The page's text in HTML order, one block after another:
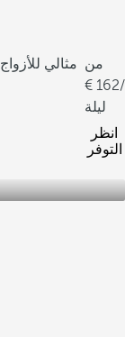
مثالي من
162/
ليلة
انظر
التوفر